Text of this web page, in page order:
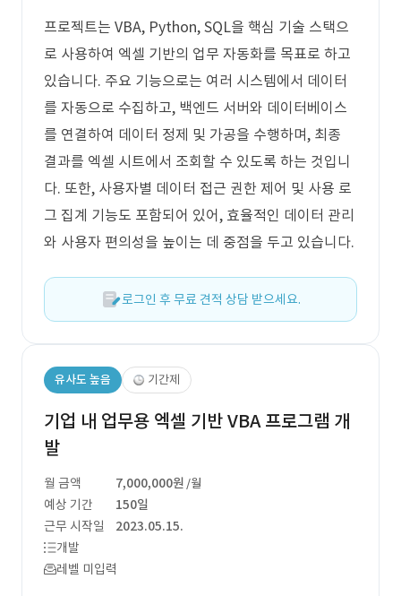
프로젝트는 VBA, Python, SQL을 핵심 기술 스택으
로 사용하여 엑셀 기반의 업무 자동화를 목표로 하고
있습니다. 주요 기능으로는 여러 시스템에서 데이터
를 자동으로 수집하고, 백엔드 서버와 데이터베이스
를 연결하여 데이터 정제 및 가공을 수행하며, 최종
결과를 엑셀 시트에서 조회할 수 있도록 하는 것입니
다. 또한, 사용자별 데이터 접근 권한 제어 및 사용 로
그 집계 기능도 포함되어 있어, 효율적인 데이터 관리
와 사용자 편의성을 높이는 데 중점을 두고 있습니다.
로그인 후 무료 견적 상담 받으세요.
유사도 높음 기간제
기업 내 업무용 엑셀 기반 VBA 프로그램 개
발
월 금액 7,000,000원 /월
예상 기간
150일
근무 시작일
2023.05.15.
개발
레벨 미입력